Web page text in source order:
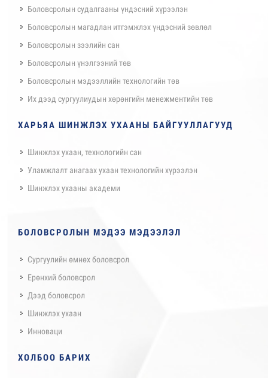
Боловсролын судалгааны үндэсний хүрээлэн
Боловсролын магадлан итгэмжлэх үндэсний зөвлөл
Боловсролын зээлийн сан
Боловсролын үнэлгээний төв
Боловсролын мэдээллийн технологийн төв
Их дээд сургуулиудын хөрөнгийн менежментийн төв
ХАРЬЯА ШИНЖЛЭХ УХААНЫ БАЙГУУЛЛАГУУД
Шинжлэх ухаан, технологийн сан
Уламжлалт анагаах ухаан технологийн хүрээлэн
Шинжлэх ухааны академи
БОЛОВСРОЛЫН МЭДЭЭ МЭДЭЭЛЭЛ
Сургуулийн өмнөх боловсрол
Ерөнхий боловсрол
Дээд боловсрол
Шинжлэх ухаан
Инноваци
ХОЛБОО БАРИХ